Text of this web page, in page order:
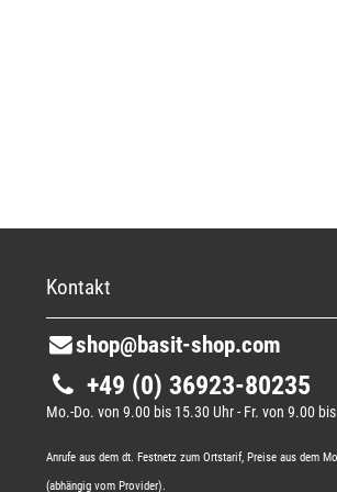
Kontakt
shop@basit-shop.com
+49 (0) 36923-80235
Mo.-Do. von 9.00 bis 15.30 Uhr - Fr. von 9.00
Anrufe aus dem dt. Festnetz zum Ortstarif, Preise aus dem
(abhängig vom Provider).